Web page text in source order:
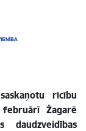
rīcību
Žagarē
daudzveidības